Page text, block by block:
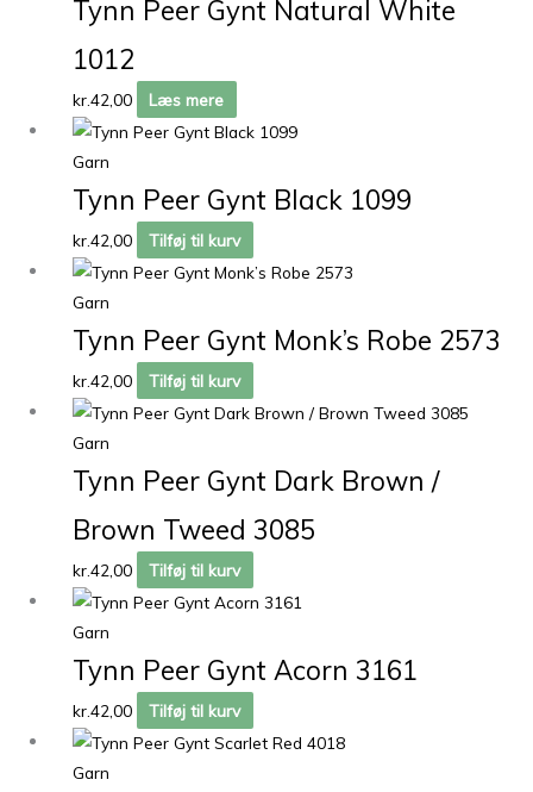
Tynn Peer Gynt Natural White
1012
kr.42,00 Læs mere
Garn
Tynn Peer Gynt Black 1099
kr.42,00 Tilføj til kurv
Garn
Tynn Peer Gynt Monk’s Robe 2573
kr.42,00 Tilføj til kurv
Garn
Tynn Peer Gynt Dark Brown /
Brown Tweed 3085
kr.42,00 Tilføj til kurv
Garn
Tynn Peer Gynt Acorn 3161
kr.42,00 Tilføj til kurv
Garn